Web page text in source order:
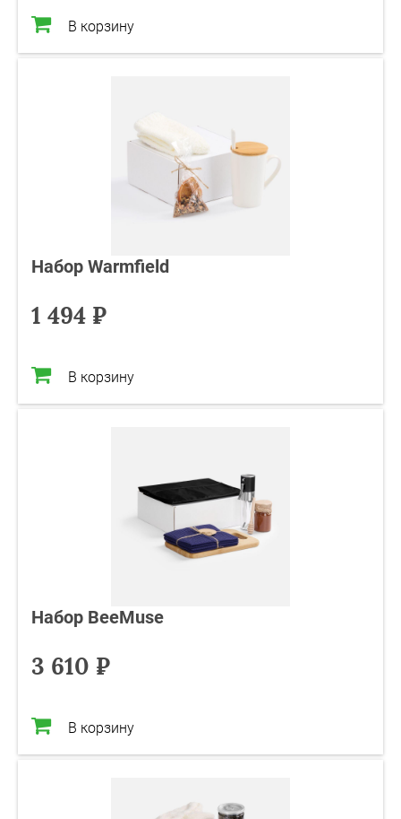
В корзину
Набор Warmfield
1 494 ₽
В корзину
Набор BeeMuse
3 610 ₽
В корзину